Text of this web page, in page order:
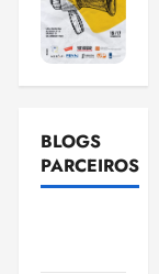
BLOGS
PARCEIROS